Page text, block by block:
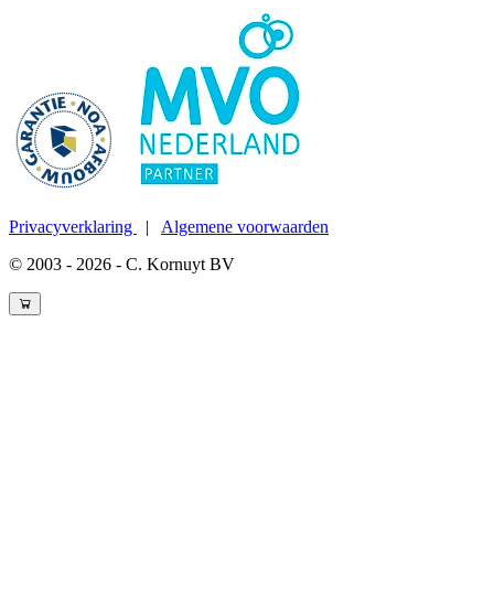
Privacyverklaring | Algemene voorwaarden
© 2003 - 2026 - C. Kornuyt BV